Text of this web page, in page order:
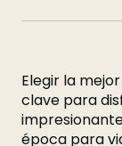
Elegir la
clave para
época para